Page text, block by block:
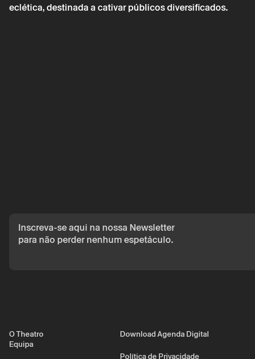
eclética, destinada a cativar públicos diversificados.
Inscreva-se aqui na nossa Newsletter
para não perder nenhum espetáculo.
O Theatro
Equipa
Download Agenda Digital
Política de Privacidade